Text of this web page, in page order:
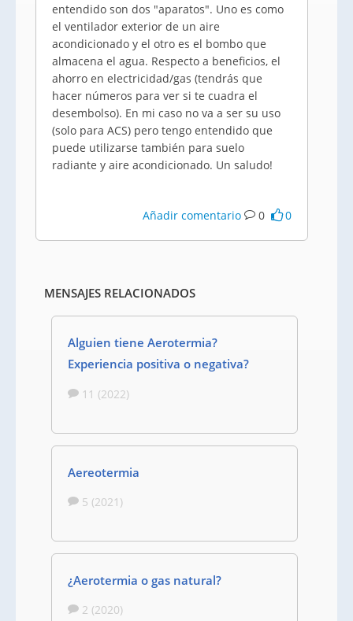
entendido son dos "aparatos". Uno es como
el ventilador exterior de un aire
acondicionado y el otro es el bombo que
almacena el agua. Respecto a beneficios, el
ahorro en electricidad/gas (tendrás que
hacer números para ver si te cuadra el
desembolso). En mi caso no va a ser su uso
(solo para ACS) pero tengo entendido que
puede utilizarse también para suelo
radiante y aire acondicionado. Un saludo!
Añadir comentario 0 0
MENSAJES RELACIONADOS
Alguien tiene Aerotermia?
Experiencia positiva o negativa?
11 (2022)
Aereotermia
5 (2021)
¿Aerotermia o gas natural?
2 (2020)